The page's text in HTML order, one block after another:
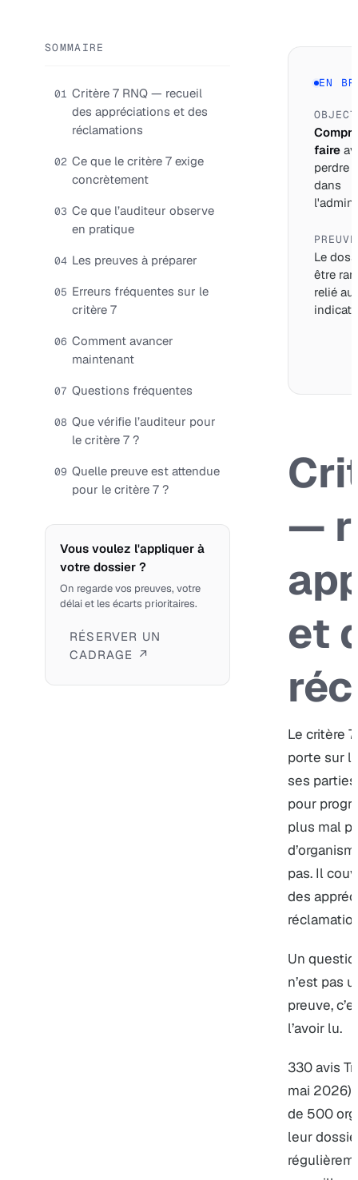
SOMMAIRE
01 Critère 7 RNQ — recueil
des appréciations et des
réclamations
02 Ce que le critère 7 exige
concrètement
03 Ce que l’auditeur observe
en pratique
04 Les preuves à préparer
05 Erreurs fréquentes sur le
critère 7
06 Comment avancer
maintenant
07 Questions fréquentes
08 Que vérifie l’auditeur pour
le critère 7 ?
09 Quelle preuve est attendue
pour le critère 7 ?
Vous voulez l'appliquer à
votre dossier ?
On regarde vos preuves, votre
délai et les écarts prioritaires.
RÉSERVER UN
CADRAGE ↗
EN
faire
perdre
dans
PREUVE
Le
être
relié
—
et
Le critère
porte sur
ses
pour
plus mal
pas. Il
des
Un
n’est pas
preuve,
l’avoir lu.
330 avis
mai 2026).
de 500
leur